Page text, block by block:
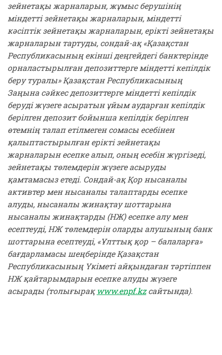
зейнетақы жарналарын, жұмыс берушінің
міндетті зейнетақы жарналарын, міндетті
кәсіптік зейнетақы жарналарын, ерікті зейнетақы
жарналарын тартуды, сондай-ақ «Қазақстан
Республикасының екінші деңгейдегі банктерінде
орналастырылған депозиттерге міндетті кепілдік
беру туралы» Қазақстан Республикасының
Заңына сәйкес депозиттерге міндетті кепілдік
беруді жүзеге асыратын ұйым аударған кепілдік
берілген депозит бойынша кепілдік берілген
өтемнің талап етілмеген сомасы есебінен
қалыптастырылған ерікті зейнетақы
жарналарын есепке алып, оның есебін жүргізеді,
зейнетақы төлемдерін жүзеге асыруды
қамтамасыз етеді. Сондай-ақ Қор нысаналы
активтер мен нысаналы талаптарды есепке
алуды, нысаналы жинақтау шоттарына
нысаналы жинақтарды (НЖ) есепке алу мен
есептеуді, НЖ төлемдерін оларды алушының банк
шоттарына есептеуді, «Ұлттық қор – балаларға»
бағдарламасы шеңберінде Қазақстан
Республикасының Үкіметі айқындаған тәртіппен
НЖ қайтарымдарын есепке алуды жүзеге
асырады (толығырақ www.enpf.kzсайтында).